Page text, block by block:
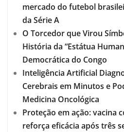
mercado do futebol
da Série A
O Torcedor que Virou
História da “Estátua
Democrática do Congo
Inteligência Artificial
Cerebrais em Minutos e
Medicina Oncológica
Proteção em ação: vacina
reforça eficácia após três